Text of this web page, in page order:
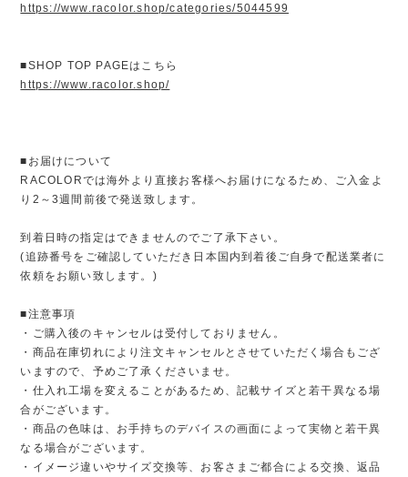
https://www.racolor.shop/categories/5044599
■SHOP TOP PAGEはこちら
https://www.racolor.shop/
■お届けについて
RACOLORでは海外より直接お客様へお届けになるため、ご入金よ
り2～3週間前後で発送致します。
到着日時の指定はできませんのでご了承下さい。
(追跡番号をご確認していただき日本国内到着後ご自身で配送業者に
依頼をお願い致します。)
■注意事項
・ご購入後のキャンセルは受付しておりません。
・商品在庫切れにより注文キャンセルとさせていただく場合もござ
いますので、予めご了承くださいませ。
・仕入れ工場を変えることがあるため、記載サイズと若干異なる場
合がございます。
・商品の色味は、お手持ちのデバイスの画面によって実物と若干異
なる場合がございます。
・イメージ違いやサイズ交換等、お客さまご都合による交換、返品